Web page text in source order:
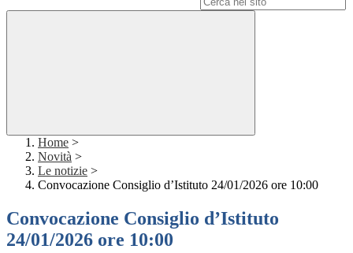
Home >
Novità >
Le notizie >
Convocazione Consiglio d’Istituto 24/01/2026 ore 10:00
Convocazione Consiglio d’Istituto
24/01/2026 ore 10:00